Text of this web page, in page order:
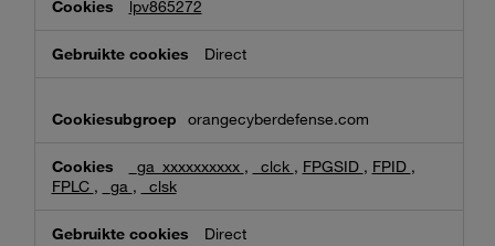
lpv865272
Direct
orangecyberdefense.com
_ga_xxxxxxxxxx , _clck , FPGSID , FPID ,
FPLC , _ga , _clsk
Direct